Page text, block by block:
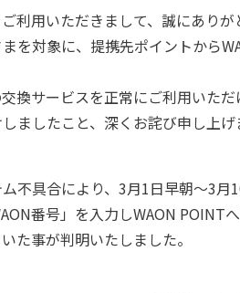
利用いただきまして、誠にありが
を対象に、提携先ポイントから
換サービスを正常にご利用いただ
ましたこと、深くお詫び申し上げ
不具合により、3月1日早朝～3月
番号」を入力しWAON
た事が判明いたしました。